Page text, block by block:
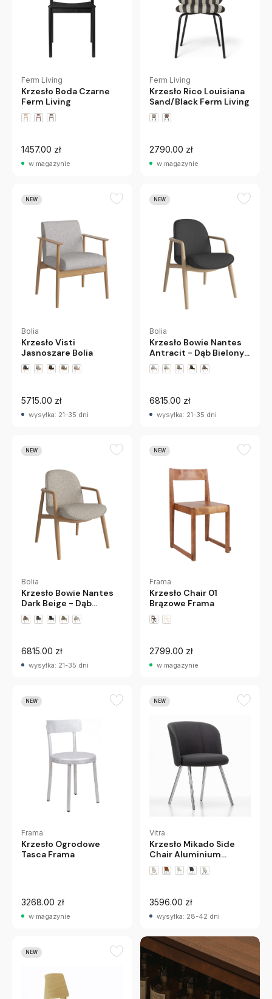
Ferm Living
Krzesło Boda Czarne
Ferm Living
1457.00 zł
w magazynie
Ferm Living
Krzesło Rico Louisiana
Sand/Black Ferm Living
2790.00 zł
w magazynie
NEW
Bolia
Krzesło Visti
Jasnoszare Bolia
5715.00 zł
wysyłka: 21-35 dni
NEW
Bolia
Krzesło Bowie Nantes
Antracit - Dąb Bielony
Bolia
6815.00 zł
wysyłka: 21-35 dni
NEW
Bolia
Krzesło Bowie Nantes
Dark Beige - Dąb
Olejowany Bolia
6815.00 zł
wysyłka: 21-35 dni
NEW
Frama
Krzesło Chair 01
Brązowe Frama
2799.00 zł
w magazynie
NEW
Frama
Krzesło Ogrodowe
Tasca Frama
3268.00 zł
w magazynie
NEW
Vitra
Krzesło Mikado Side
Chair Aluminium
Polerowane - Plano
Dark Grey Vitra
3596.00 zł
wysyłka: 28-42 dni
NEW